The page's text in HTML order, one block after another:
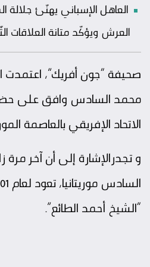
العاهل الإسباني يهنّئ
العرش ويؤكّد متانة العلاقات
صحيفة “جون أفريك”، اعتمدت
الاتحاد الإفريقي بالعاصمة
و تجدرالإشارة إلى أن آخر
“الشيخ أحمد الطائع”.